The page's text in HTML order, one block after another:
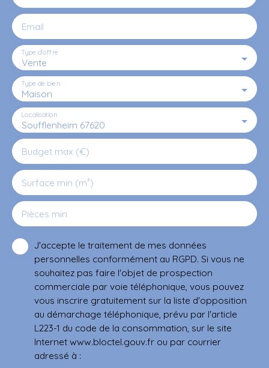
Email
Vente
Type d'offre
Maison
Type de bien
Soufflenheim 67620
Localisation
Budget max (€)
Surface min (m²)
Pièces min
J'accepte le traitement de mes données
personnelles conformément au RGPD. Si vous ne
souhaitez pas faire l'objet de prospection
commerciale par voie téléphonique, vous pouvez
vous inscrire gratuitement sur la liste d'opposition
au démarchage téléphonique, prévu par l'article
L223-1 du code de la consommation, sur le site
Internet www.bloctel.gouv.fr ou par courrier
adressé à :